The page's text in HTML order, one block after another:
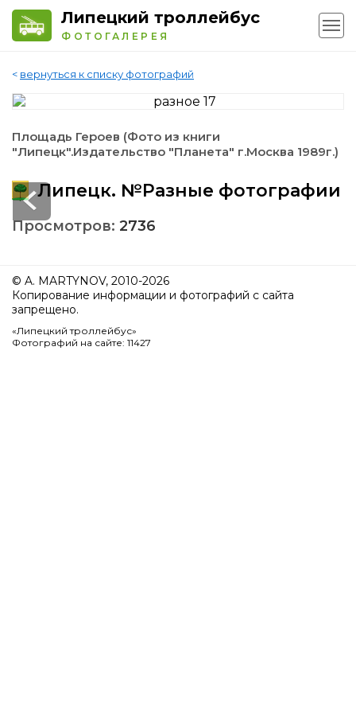
Липецкий троллейбус
ФОТОГАЛЕРЕЯ
< вернуться к списку фотографий
Площадь Героев (Фото из книги
"Липецк".Издательство "Планета" г.Москва 1989г.)
Липецк. №Разные фотографии
Просмотров: 2736
© A. MARTYNOV, 2010-2026
Копирование информации и фотографий с сайта
запрещено.
«Липецкий троллейбус»
Фотографий на сайте: 11427